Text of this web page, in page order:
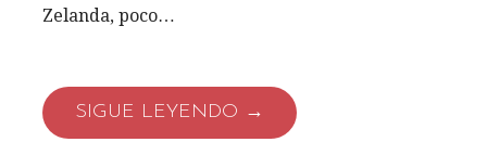
Zelanda, poco…
SIGUE LEYENDO →